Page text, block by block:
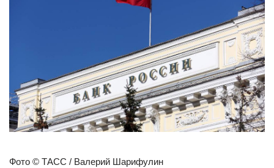
Фото © ТАСС / Валерий Шарифулин